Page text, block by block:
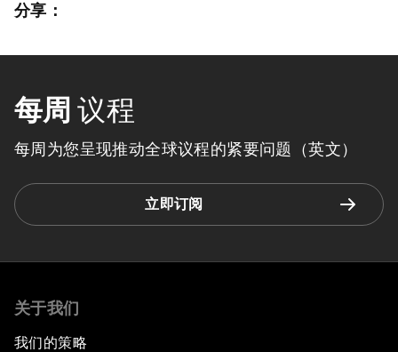
分享：
每周 议程
每周为您呈现推动全球议程的紧要问题（英文）
立即订阅
关于我们
我们的策略